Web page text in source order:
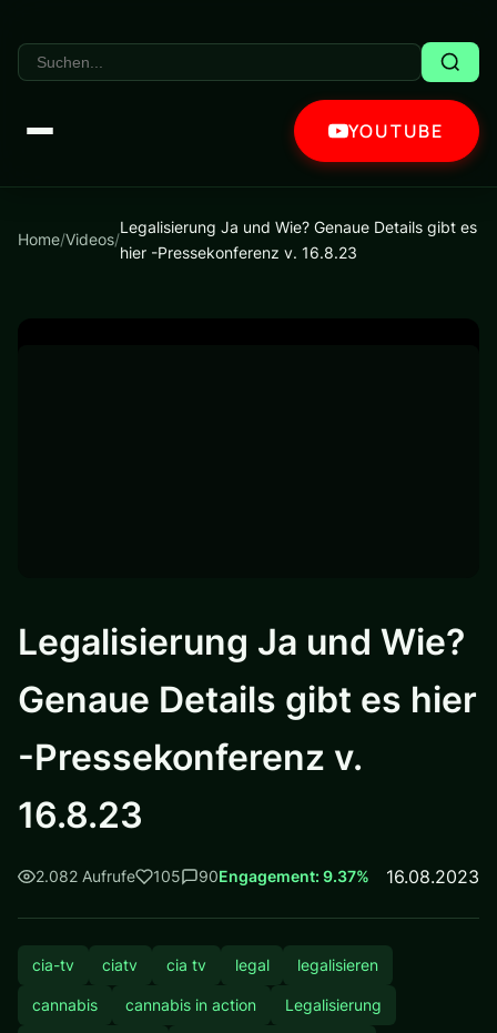
YOUTUBE
Home/Videos/
Legalisierung Ja und Wie? Genaue Details gibt es
hier -Pressekonferenz v. 16.8.23
Legalisierung Ja und Wie?
Genaue Details gibt es hier
-Pressekonferenz v.
16.8.23
2.082 Aufrufe 105 90Engagement: 9.37% 16.08.2023
cia-tv ciatv cia tv legal legalisieren
cannabis cannabis in action Legalisierung